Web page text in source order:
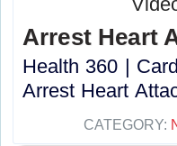
Arrest Heart
Health 360 |
Arrest Heart
CATEGORY: